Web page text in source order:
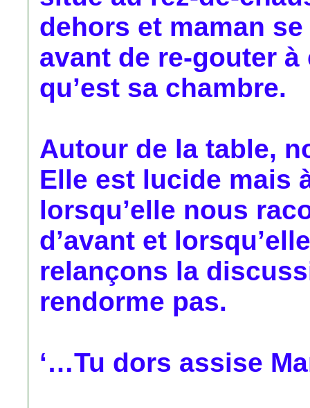
dehors et maman
avant de re-gouter
qu’est sa chambre.
Autour de la table,
Elle est lucide mais
lorsqu’elle nous
d’avant et
relançons la
rendorme pas.
‘…Tu dors assise